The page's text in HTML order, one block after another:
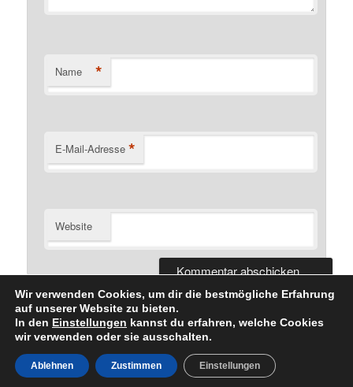
Name *
E-Mail-Adresse *
Website
Datenschutzerklärung Stolz präsentiert von WordPress
Wir verwenden Cookies, um dir die bestmögliche Erfahrung
auf unserer Website zu bieten.
In den Einstellungen kannst du erfahren, welche Cookies
wir verwenden oder sie ausschalten.
Zustimmen
Ablehnen Einstellungen